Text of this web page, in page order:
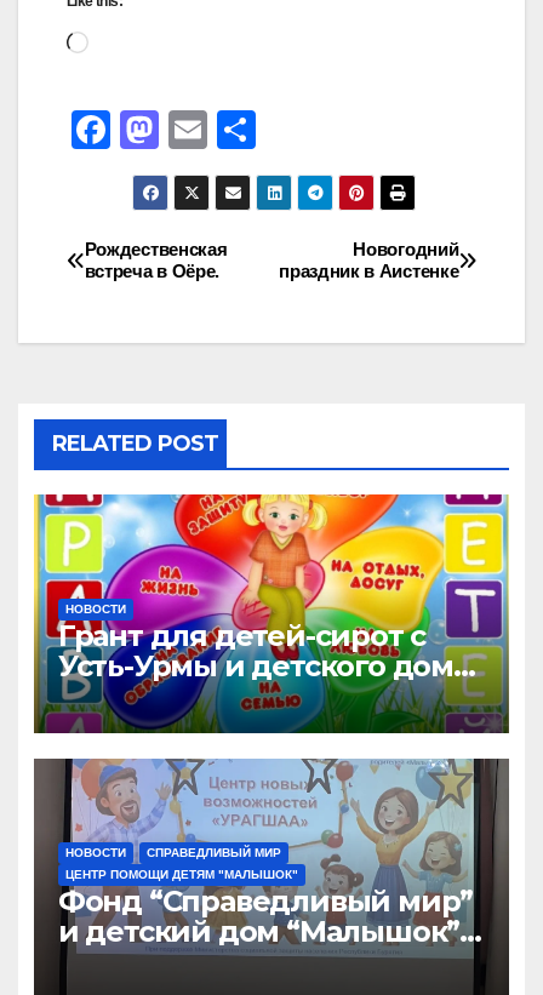
F
e
b
M
a
st
o
d
E
m
ail
h
ar
Новогодний
праздник в Аистенке
Рождественская
встреча в Оёре.
RELATED POST
НОВОСТИ
Грант для детей-сирот с
Усть-Урмы и детского дома
“Малышок”
НОВОСТИ
СПРАВЕДЛИВЫЙ МИР
ЦЕНТР ПОМОЩИ ДЕТЯМ "МАЛЫШОК"
Фонд “Справедливый мир”
и детский дом “Малышок”
открыли центр новых